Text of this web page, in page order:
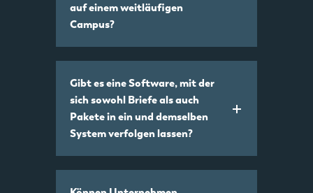
auf einem weitläufigen
Campus?
Gibt es eine Software, mit der
sich sowohl Briefe als auch
Pakete in ein und demselben
System verfolgen lassen?